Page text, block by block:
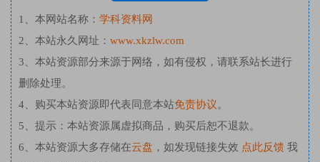
1、本网站名称： 学科资料网
2、本站永久网址： www.xkzlw.com
3、本站资源部分来源于网络，如有侵权，请联系站长进行
删除处理。
4、购买本站资源即代表同意本站免责协议。
5、提示：本站资源属虚拟商品，购买后恕不退款。
6、本站资源大多存储在云盘 ，如发现链接失效 点此反馈 我